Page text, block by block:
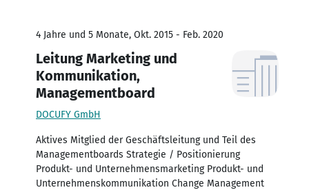
4 Jahre und 5 Monate, Okt. 2015 - Feb. 2020
Leitung Marketing und
Kommunikation,
Managementboard
DOCUFY GmbH
Aktives Mitglied der Geschäftsleitung und Teil des
Managementboards Strategie / Positionierung
Produkt- und Unternehmensmarketing Produkt- und
Unternehmenskommunikation Change Management